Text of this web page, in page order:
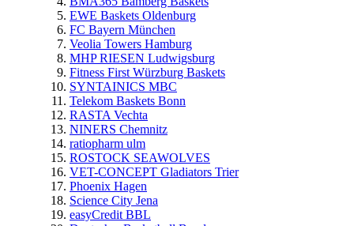
EWE Baskets Oldenburg
FC Bayern München
Veolia Towers Hamburg
MHP RIESEN Ludwigsburg
Fitness First Würzburg Baskets
SYNTAINICS MBC
Telekom Baskets Bonn
RASTA Vechta
NINERS Chemnitz
ratiopharm ulm
ROSTOCK SEAWOLVES
VET-CONCEPT Gladiators Trier
Phoenix Hagen
Science City Jena
easyCredit BBL